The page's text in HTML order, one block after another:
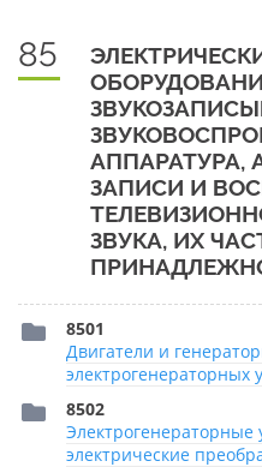
85
АППАРАТУРА,
ЗАПИСИ И
ЗВУКА, ИХ
8501
Двигатели и
электрогенераторных
8502
электрические